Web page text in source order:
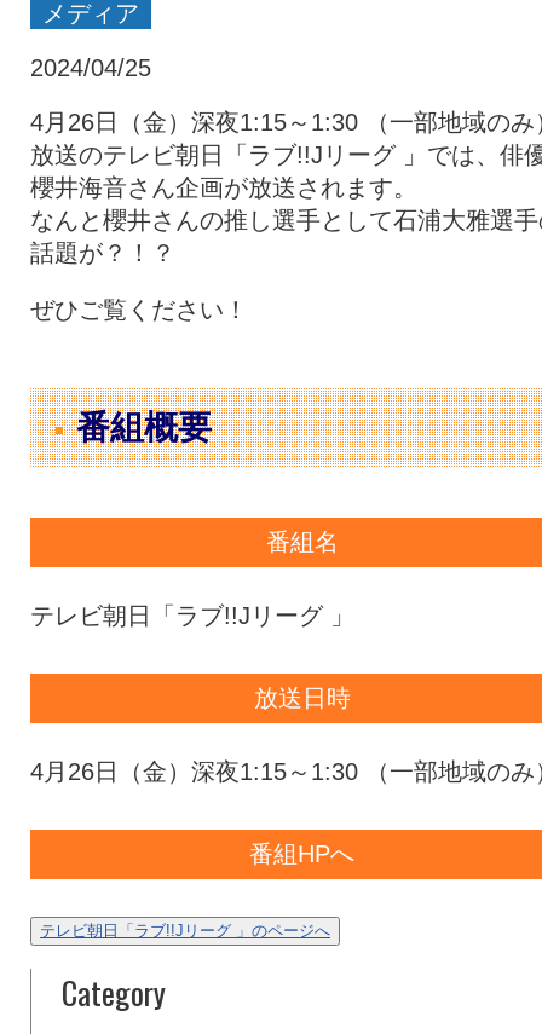
スクール
トップチーム アカデミー
メディア
2024/04/25
4月26日（金）深夜1:15～1:30 （一部地域のみ
放送のテレビ朝日「ラブ!!Jリーグ 」では、俳
櫻井海音さん企画が放送されます。
なんと櫻井さんの推し選手として石浦大雅選
話題が？！？
ぜひご覧ください！
番組概要
番組名
テレビ朝日「ラブ!!Jリーグ 」
放送日時
4月26日（金）深夜1:15～1:30 （一部地域のみ
番組HPへ
テレビ朝日「ラブ!!Jリーグ 」のページへ
Category